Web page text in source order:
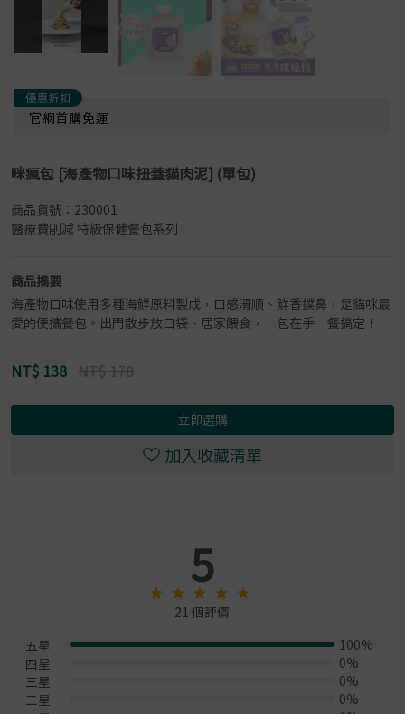
優惠折扣
官網首購免運
咪瘋包 [海產物口味扭蓋貓肉泥] (單包)
商品貨號：230001
醫療費削減 特級保健餐包系列
商品摘要
海產物口味使用多種海鮮原料製成，口感滑順、鮮香撲鼻，是貓咪最
愛的便攜餐包。出門散步放口袋、居家餵食，一包在手一餐搞定！
NT$ 138 NT$ 178
立即選購
加入收藏清單
5
21 個評價
五星
100%
四星 0%
三星 0%
二星 0%